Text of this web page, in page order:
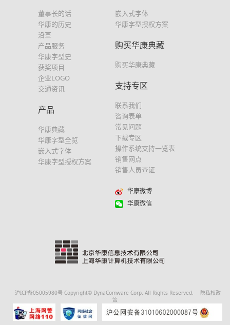
董事长的话
华康的历史
沿革
产品服务
华康字型史
获奖项目
企业LOGO
交通资讯
产品
华康典藏
华康字型全览
嵌入式字体
华康字型授权方案
嵌入式字体
华康字型授权方案
购买华康典藏
购买华康典藏
支持专区
联系我们
咨询表单
常见问题
下载专区
操作系统支持一览表
销售网点
销售人员查证
华康微博
华康微信
沪ICP备05005980号 Copyright© DynaComware Corp. All Rights Reserved.
隐私权政
策